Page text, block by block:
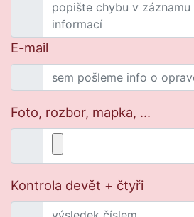
E-mail
Foto, rozbor, mapka, ...
Kontrola devět + čtyři